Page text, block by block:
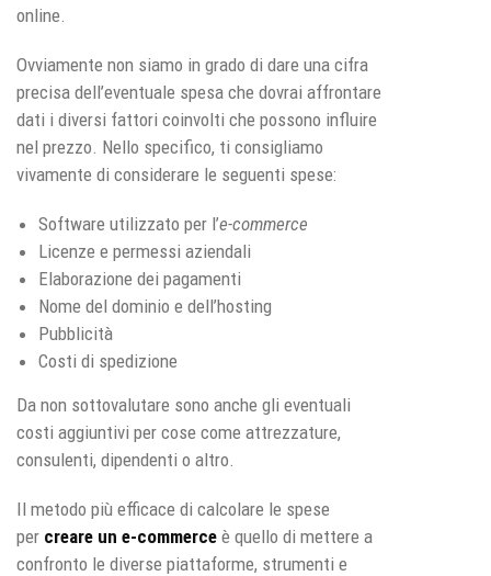
online.
Ovviamente non siamo in grado di dare una cifra
precisa dell’eventuale spesa che dovrai affrontare
dati i diversi fattori coinvolti che possono influire
nel prezzo. Nello specifico, ti consigliamo
vivamente di considerare le seguenti spese:
Software utilizzato per l’e-commerce
Licenze e permessi aziendali
Elaborazione dei pagamenti
Nome del dominio e dell’hosting
Pubblicità
Costi di spedizione
Da non sottovalutare sono anche gli eventuali
costi aggiuntivi per cose come attrezzature,
consulenti, dipendenti o altro.
Il metodo più efficace di calcolare le spese
per creare un e-commerce è quello di mettere a
confronto le diverse piattaforme, strumenti e